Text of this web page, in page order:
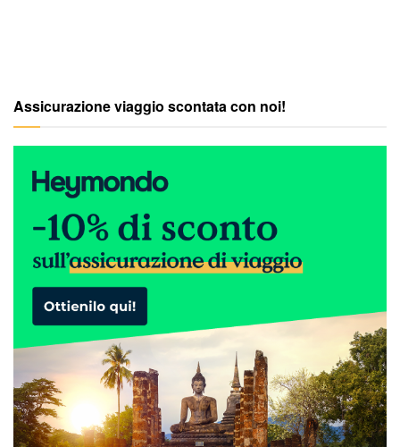
Assicurazione viaggio scontata con noi!